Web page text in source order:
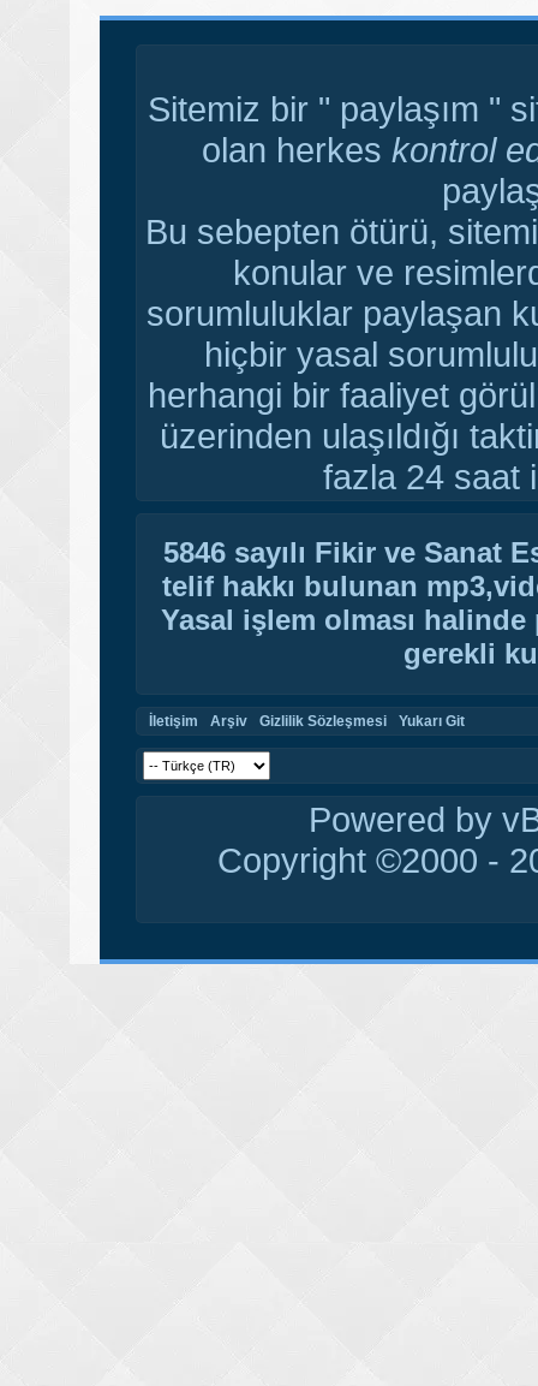
Sitemiz bir " paylaşım "
olan herkes kontrol
Bu sebepten ötürü,
konular ve
sorumluluklar paylaşan
hiçbir yasal
herhangi bir faaliyet
üzerinden ulaşıldığı
fazla 24 saat
5846 sayılı Fikir ve Sanat
telif hakkı bulunan
Yasal işlem olması
gerekli
İletişim Arşiv Gizlilik Sözleşmesi Yukarı Git
Powered by
Copyright ©2000 -